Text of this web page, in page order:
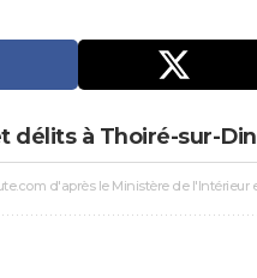
délits à Thoiré-sur-
d'après le Ministère de l'Intérieur